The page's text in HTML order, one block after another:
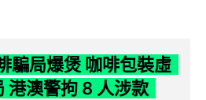
騙局爆煲 咖啡包裝虛
港澳警拘 8 人涉款